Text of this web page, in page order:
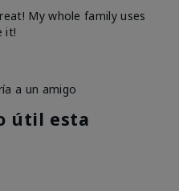
My whole family uses
it!
a un amigo
útil esta